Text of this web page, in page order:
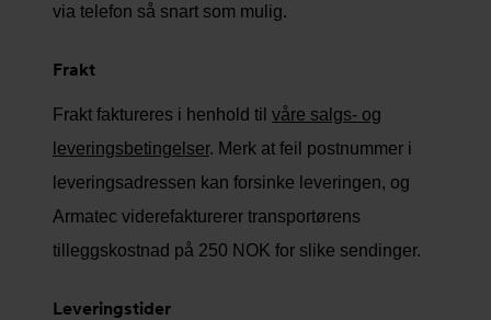
via telefon så snart som mulig.
Frakt
Frakt faktureres i henhold til våre salgs- og
leveringsbetingelser. Merk at feil postnummer i
leveringsadressen kan forsinke leveringen, og
Armatec viderefakturerer transportørens
tilleggskostnad på 250 NOK for slike sendinger.
Leveringstider